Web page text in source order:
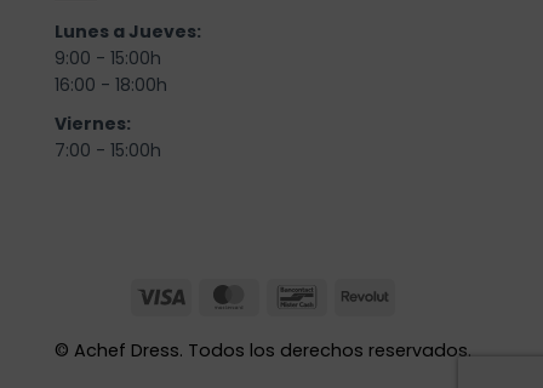
Lunes a Jueves:
9:00 - 15:00h
16:00 - 18:00h
Viernes:
7:00 - 15:00h
© Achef Dress. Todos los derechos reservados.